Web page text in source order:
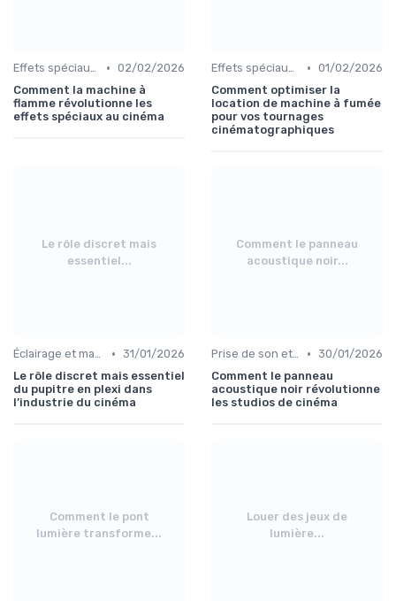
Effets spéciaux et VFX • 02/02/2026
Comment la machine à
flamme révolutionne les
effets spéciaux au cinéma
Effets spéciaux et VFX • 01/02/2026
Comment optimiser la
location de machine à fumée
pour vos tournages
cinématographiques
Le rôle discret mais
essentiel...
Éclairage et machinerie • 31/01/2026
Le rôle discret mais essentiel
du pupitre en plexi dans
l’industrie du cinéma
Comment le panneau
acoustique noir...
Prise de son et montage • 30/01/2026
Comment le panneau
acoustique noir révolutionne
les studios de cinéma
Comment le pont
lumière transforme...
Louer des jeux de
lumière...